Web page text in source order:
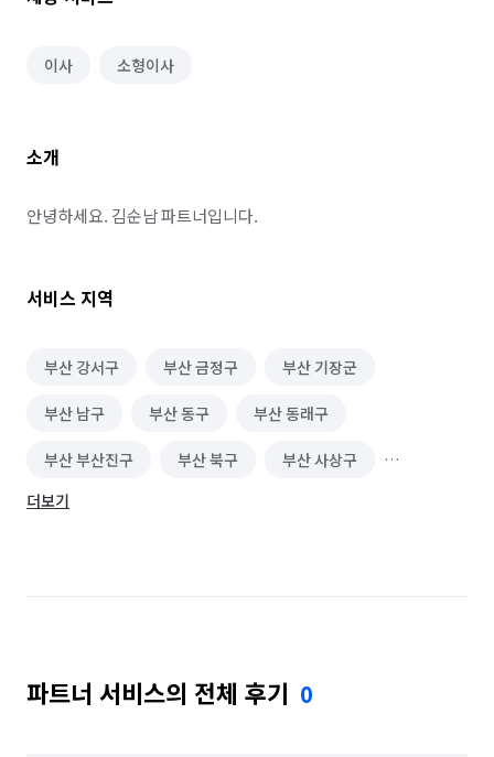
이사 소형이사
소개
안녕하세요. 김순남 파트너입니다.
서비스 지역
부산 강서구 부산 금정구 부산 기장군
부산 남구 부산 동구 부산 동래구
부산 부산진구 부산 북구 부산 사상구
부산 사하구
부산 해운대구
더보기
파트너 서비스의 전체 후기 0